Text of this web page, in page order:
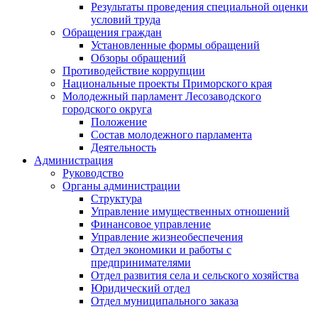
Результаты проведения специальной оценки
условий труда
Обращения граждан
Установленные формы обращений
Обзоры обращений
Противодействие коррупции
Национальные проекты Приморского края
Молодежный парламент Лесозаводского
городского округа
Положение
Состав молодежного парламента
Деятельность
Администрация
Руководство
Органы администрации
Структура
Управление имущественных отношений
Финансовое управление
Управление жизнеобеспечения
Отдел экономики и работы с
предпринимателями
Отдел развития села и сельского хозяйства
Юридический отдел
Отдел муниципального заказа